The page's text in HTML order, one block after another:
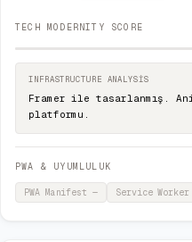
TECH MODERNITY SCORE
INFRASTRUCTURE ANALYSIS
Framer ile tasarlanmış.
platformu.
PWA & UYUMLULUK
PWA Manifest— Service Worker